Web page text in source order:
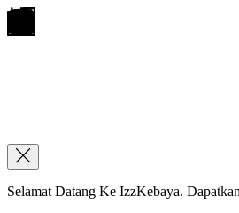
Selamat Datang Ke IzzKebaya.